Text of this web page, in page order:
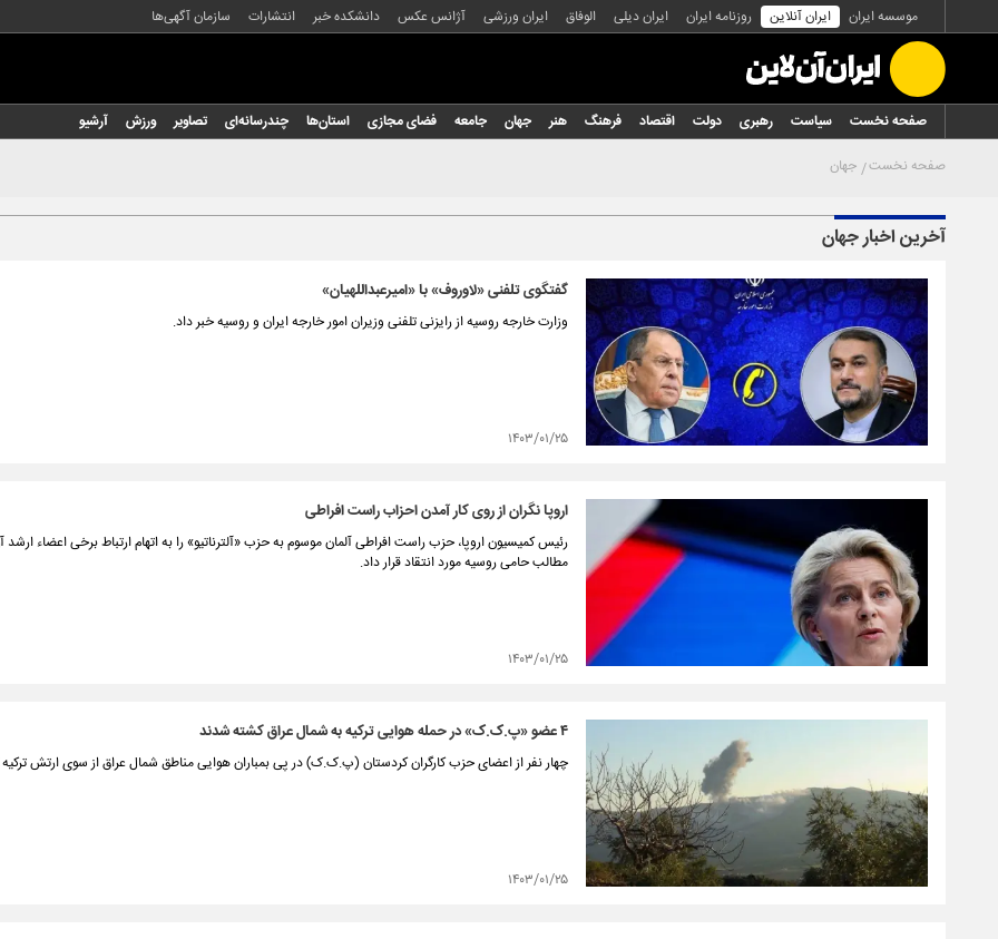
موسسه ایران ایران آنلاین روزنامه ایران ایران دیلی الوفاق ایران ورزشی آژانس عکس دانشکده خبر انتشارات سازمان آگهی‌ها
صفحه نخست سیاست رهبری دولت اقتصاد فرهنگ هنر جهان جامعه فضای مجازی استان‌ها چندرسانه‌ای تصاویر ورزش آرشیو
صفحه نخست جهان
آخرین اخبار جهان
گفتگوی تلفنی «لاوروف» با «امیرعبداللهیان»
وزارت خارجه روسیه از رایزنی تلفنی وزیران امور خارجه ایران و روسیه خبر داد.
۱۴۰۳/۰۱/۲۵
اروپا نگران از روی کار آمدن احزاب راست افراطی
رئیس کمیسیون اروپا، حزب راست افراطی آلمان موسوم به حزب «آلترناتیو» را به اتهام ارتباط برخی اعضاء ارشد
مطالب حامی روسیه مورد انتقاد قرار داد.
۱۴۰۳/۰۱/۲۵
۴ عضو «پ.ک.ک» در حمله هوایی ترکیه به شمال عراق کشته شدند
چهار نفر از اعضای حزب کارگران کردستان (پ.ک.ک) در پی بمباران هوایی مناطق شمال عراق از سوی ارتش
۱۴۰۳/۰۱/۲۵